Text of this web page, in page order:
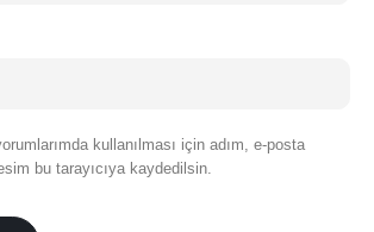
kullanılması için adım, e-posta
bu tarayıcıya kaydedilsin.